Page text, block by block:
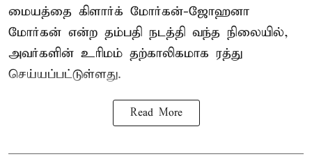
மையத்தை கிளார்க் மோர்கன்-ஜோஹனா
மோர்கன் என்ற தம்பதி நடத்தி வந்த நிலையில்,
அவர்களின் உரிமம் தற்காலிகமாக ரத்து
செய்யப்பட்டுள்ளது.
Read More